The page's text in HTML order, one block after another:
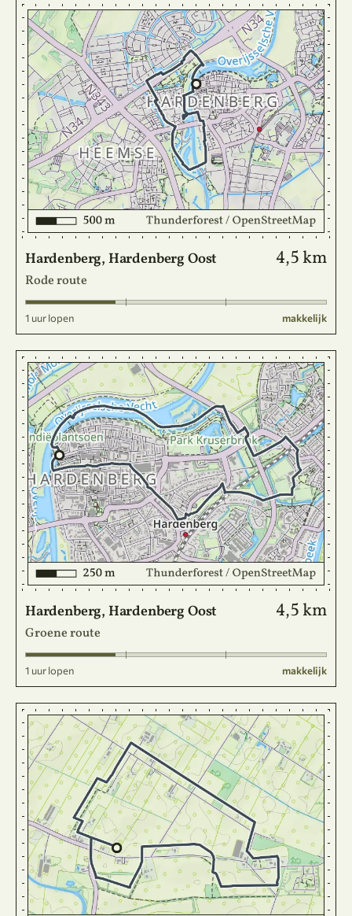
Hardenberg, Hardenberg Oost 4,5 km
Rode route
1 uur lopen makkelijk
Hardenberg, Hardenberg Oost 4,5 km
Groene route
1 uur lopen makkelijk